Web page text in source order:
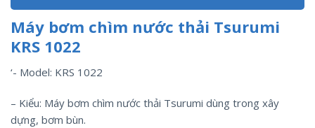
Máy bơm chìm nước thải Tsurumi
KRS 1022
‘- Model: KRS 1022
– Kiểu: Máy bơm chìm nước thải Tsurumi dùng trong xây
dựng, bơm bùn.